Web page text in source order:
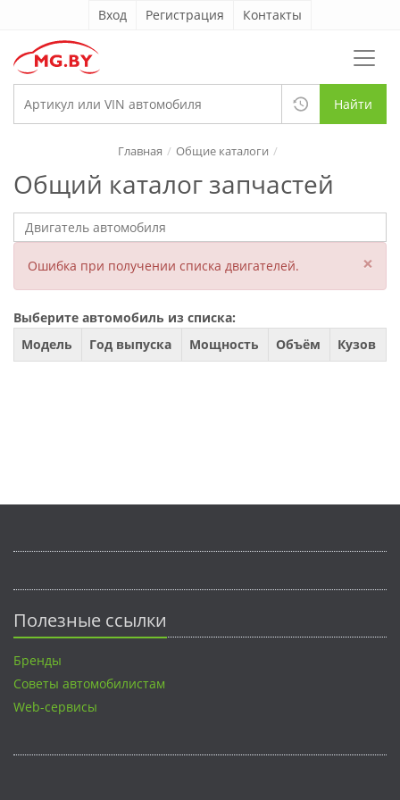
Вход Регистрация Контакты
Найти
Общий каталог запчастей
Главная Общие каталоги
Ошибка при получении списка двигателей. ×
Выберите автомобиль из списка:
Модель
Год выпуска Мощность Объём Кузов
Полезные ссылки
Бренды
Советы автомобилистам
Web-сервисы